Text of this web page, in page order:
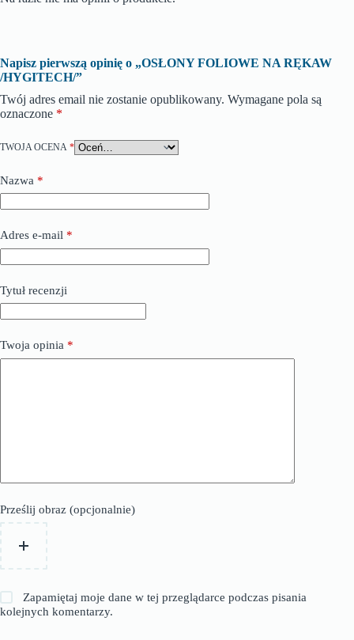
Napisz pierwszą opinię o „OSŁONY FOLIOWE NA RĘKAW
/HYGITECH/”
Twój adres email nie zostanie opublikowany. Wymagane pola są
oznaczone *
TWOJA OCENA *
Nazwa *
Adres e-mail *
Tytuł recenzji
Twoja opinia *
Prześlij obraz (opcjonalnie)
Zapamiętaj moje dane w tej przeglądarce podczas pisania
kolejnych komentarzy.